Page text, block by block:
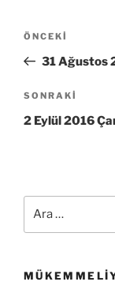
Yazı
Önceki
Yazı
ÖNCEKI
31 Ağustos
Sonraki
Yazı
SONRAKI
2 Eylül 2016